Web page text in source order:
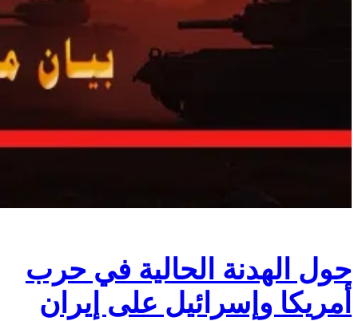
حول الهدنة الحالية في حرب
أمريكا وإسرائيل على إيران